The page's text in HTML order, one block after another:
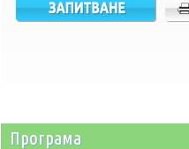
Програма